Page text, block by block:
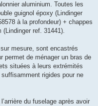
aluminium. Toutes les
guignol époxy (Lindinger
à la profondeur) + chappes
ref. 31441).
mesure, sont encastrés
permet de ménager un bras de
situées à leurs extrémités
rigides pour ne
du fuselage après avoir